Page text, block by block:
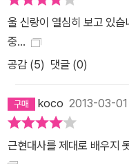
8』은 대한민국 사람이라면
할 만하다. 게다가 이 책은 대한민국 역사에 참여한 무수한 인간들의
다양하고 생생한 이야기가
박정희, 김대중, 김영삼, 김
론 이범석, 김형욱, 이후락
들, 이병철, 정주영, 김우중
황석영, 이미자, 조용필, 정
이름 없는 민초들의 다채로
울 신랑이 열심히 보고 있습
중...
공감 (5) 댓글 (0)
koco 2013-03-01
근현대사를 제대로 배우지